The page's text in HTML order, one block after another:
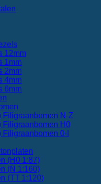
12mm
1mm
2mm
4mm
6mm
Filigraanbomen N-Z
Filigraanbomen H0
Filigraanbomen 0-I
(H0 1:87)
(N 1:160)
(TT 1:120)